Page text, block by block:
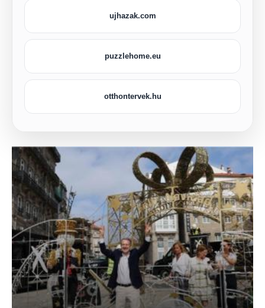
ujhazak.com
puzzlehome.eu
otthontervek.hu